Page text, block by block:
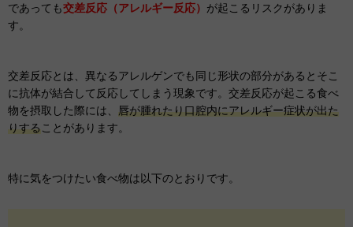
であっても交差反応（アレルギー反応） が起こるリスクがありま
す。
交差反応とは、異なるアレルゲンでも同じ形状の部分があるとそこ
に抗体が結合して反応してしまう現象です。交差反応が起こる食べ
物を摂取した際には、 唇が腫れたり口腔内にアレルギー症状が出た
りすることがあります。
特に気をつけたい食べ物は以下のとおりです。